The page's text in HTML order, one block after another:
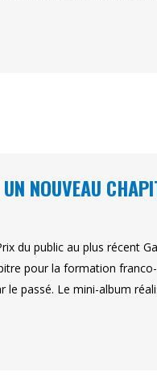
NOUVEAU
du public au plus récent
pour la formation
passé. Le mini-album